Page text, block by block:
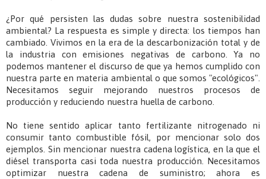
¿Por qué persisten las dudas sobre nuestra sostenibilidad
ambiental? La respuesta es simple y directa: los tiempos han
cambiado. Vivimos en la era de la descarbonización total y de
la industria con emisiones negativas de carbono. Ya no
podemos mantener el discurso de que ya hemos cumplido con
nuestra parte en materia ambiental o que somos "ecológicos".
Necesitamos seguir mejorando nuestros procesos de
producción y reduciendo nuestra huella de carbono.
No tiene sentido aplicar tanto fertilizante nitrogenado ni
consumir tanto combustible fósil, por mencionar solo dos
ejemplos. Sin mencionar nuestra cadena logística, en la que el
diésel transporta casi toda nuestra producción. Necesitamos
optimizar nuestra cadena de suministro; ahora es